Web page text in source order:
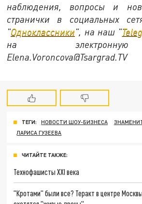
наблюдения, вопросы и
странички в социальных
"Одноклассники", на наш "
на
Elena.Voroncova@Tsargrad.TV
ТЕГИ: НОВОСТИ ШОУ-БИЗНЕСА
ЛАРИСА ГУЗЕЕВА
ЧИТАЙТЕ ТАКЖЕ:
Технофашисты XXI века
"Кротами" были все? Теракт в центре